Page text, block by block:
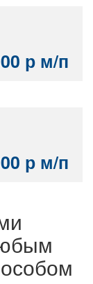
р м/п
р м/п